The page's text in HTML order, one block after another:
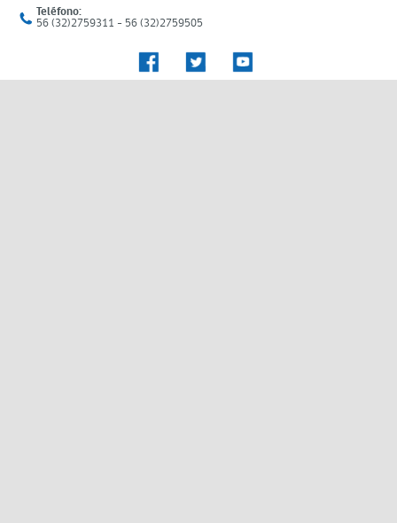
Teléfono:
56 (32)2759311 - 56 (32)2759505